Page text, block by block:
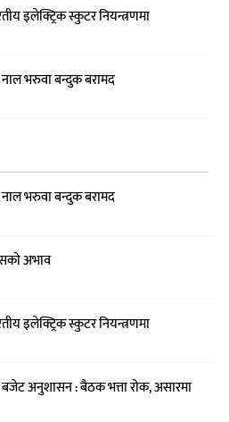
इलेक्ट्रिक स्कुटर नियन्त्रणमा
भरुवा बन्दुक बरामद
भरुवा बन्दुक बरामद
अभाव
इलेक्ट्रिक स्कुटर नियन्त्रणमा
अनुशासन : बैठक भत्ता रोक, असारमा